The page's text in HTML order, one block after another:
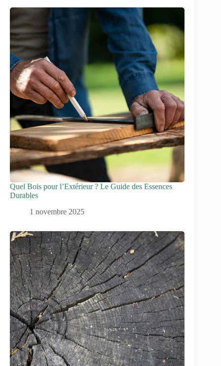
Quel Bois pour l’Extérieur ? Le Guide des Essences
Durables
1 novembre 2025